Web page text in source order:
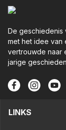
De
met het idee van
vertrouwde naar
jarige
LINKS